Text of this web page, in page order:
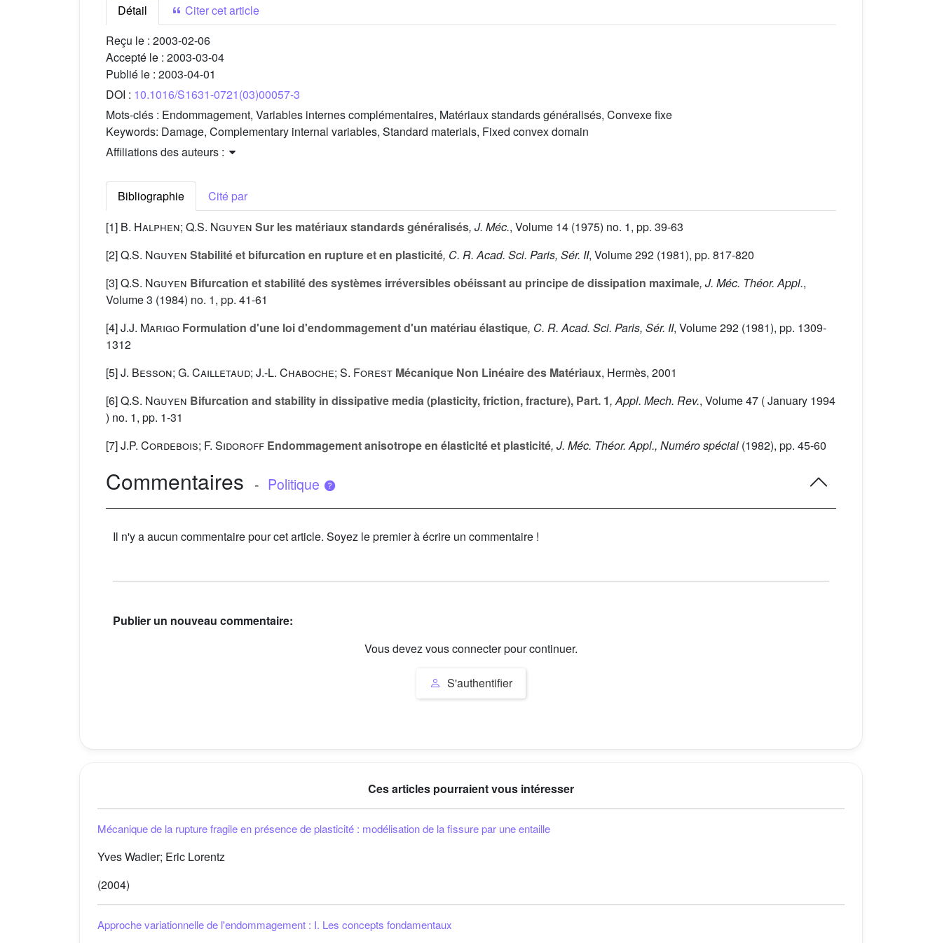
Détail
Citer cet article
Reçu le : 2003-02-06
Accepté le : 2003-03-04
Publié le : 2003-04-01
DOI : 10.1016/S1631-0721(03)00057-3
Mots-clés : Endommagement, Variables internes complémentaires, Matériaux standards généralisés, Convexe fixe
Keywords: Damage, Complementary internal variables, Standard materials, Fixed convex domain
Affiliations des auteurs :
Bibliographie
Cité par
[1] B. Halphen; Q.S. Nguyen Sur les matériaux standards généralisés, J. Méc., Volume 14 (1975) no. 1, pp. 39-63
[2]Q.S. Nguyen Stabilité et bifurcation en rupture et en plasticité, C. R. Acad. Sci. Paris, Sér. II, Volume 292 (1981), pp. 817-820
[3]Q.S. Nguyen Bifurcation et stabilité des systèmes irréversibles obéissant au principe de dissipation maximale, J. Méc. Théor. Appl.,
Volume 3 (1984) no. 1, pp. 41-61
[4]J.J. Marigo Formulation d'une loi d'endommagement d'un matériau élastique, C. R. Acad. Sci. Paris, Sér. II, Volume 292 (1981), pp. 1309-
1312
[5]J. Besson; G. Cailletaud; J.-L. Chaboche; S. Forest Mécanique Non Linéaire des Matériaux, Hermès, 2001
[6]Q.S. Nguyen Bifurcation and stability in dissipative media (plasticity, friction, fracture), Part. 1, Appl. Mech. Rev., Volume 47 ( January 1994
) no. 1, pp. 1-31
[7]J.P. Cordebois; F. Sidoroff Endommagement anisotrope en élasticité et plasticité, J. Méc. Théor. Appl., Numéro spécial (1982), pp. 45-60
Commentaires - Politique
Il n'y a aucun commentaire pour cet article. Soyez le premier à écrire un commentaire !
Publier un nouveau commentaire:
Vous devez vous connecter pour continuer.
S'authentifier
Ces articles pourraient vous intéresser
Mécanique de la rupture fragile en présence de plasticité : modélisation de la fissure par une entaille
Yves Wadier; Eric Lorentz
(2004)
Approche variationnelle de l'endommagement : I. Les concepts fondamentaux